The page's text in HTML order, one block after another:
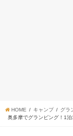
HOME キャンプ
グラ
奥多摩でグランピング！1